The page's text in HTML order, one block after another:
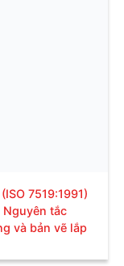
7519:1991)
Nguyên tắc
và bản vẽ lắp